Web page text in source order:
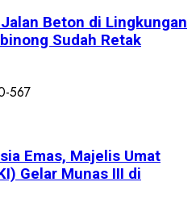
Beton di Lingkungan
Sudah Retak
Emas, Majelis Umat
Gelar Munas III di